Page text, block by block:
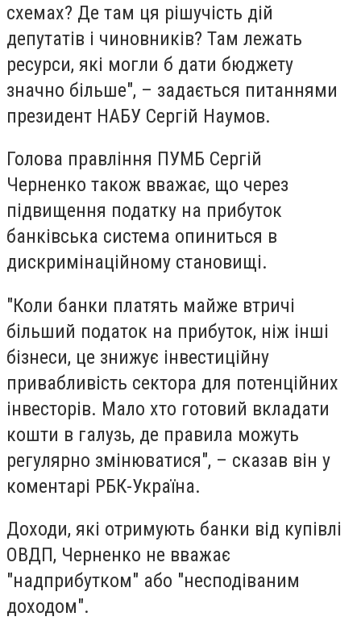
схемах? Де там ця рішучість дій
депутатів і чиновників? Там лежать
ресурси, які могли б дати бюджету
значно більше", – задається питаннями
президент НАБУ Сергій Наумов.
Голова правління ПУМБ Сергій
Черненко також вважає, що через
підвищення податку на прибуток
банківська система опиниться в
дискримінаційному становищі.
"Коли банки платять майже втричі
більший податок на прибуток, ніж інші
бізнеси, це знижує інвестиційну
привабливість сектора для потенційних
інвесторів. Мало хто готовий вкладати
кошти в галузь, де правила можуть
регулярно змінюватися", – сказав він у
коментарі РБК-Україна.
Доходи, які отримують банки від купівлі
ОВДП, Черненко не вважає
"надприбутком" або "несподіваним
доходом".